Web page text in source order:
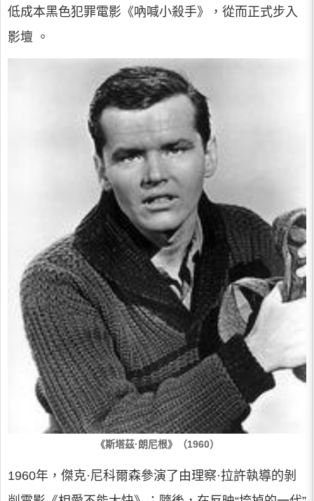
低成本黑色犯罪電影《吶喊小殺手》，從而正式步入
影壇 。
《斯塔茲·朗尼根》（1960）
1960年，傑克·尼科爾森參演了由理察·拉許執導的剝